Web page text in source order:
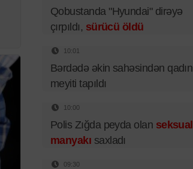
Qobustanda "Hyundai" dirəyə
çırpıldı, sürücü öldü
10:01
Bərdədə əkin sahəsindən qadın
meyiti tapıldı
10:00
Polis Zığda peyda olan seksual
manyakı saxladı
09:30